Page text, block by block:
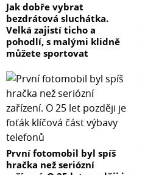
Jak dobře vybrat
bezdrátová sluchátka.
Velká zajistí ticho a
pohodlí, s malými klidně
můžete sportovat
První fotomobil byl spíš
hračka než seriózní